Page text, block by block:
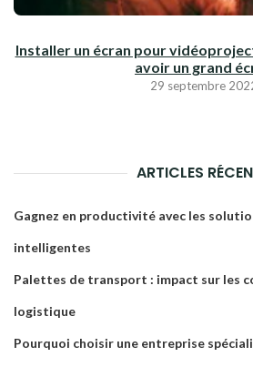
Installer un écran pour
avoir un grand
29 septembre
ARTICLES
Gagnez en productivité avec les
intelligentes
Palettes de transport : impact sur les
logistique
Pourquoi choisir une entreprise